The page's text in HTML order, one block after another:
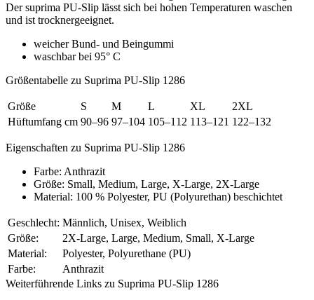
Der suprima PU-Slip lässt sich bei hohen Temperaturen waschen
und ist trocknergeeignet.
weicher Bund- und Beingummi
waschbar bei 95° C
Größentabelle zu Suprima PU-Slip 1286
Größe S M L XL
2XL
Hüftumfang cm 90–96 97–104 105–112 113–121 122–132
Eigenschaften zu Suprima PU-Slip 1286
Farbe: Anthrazit
Größe: Small, Medium, Large, X-Large, 2X-Large
Material: 100 % Polyester, PU (Polyurethan) beschichtet
Geschlecht: Männlich, Unisex, Weiblich
Größe:
2X-Large, Large, Medium, Small, X-Large
Material:
Polyester, Polyurethane (PU)
Farbe:
Anthrazit
Weiterführende Links zu Suprima PU-Slip 1286